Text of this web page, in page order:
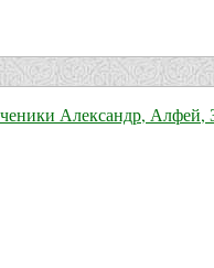
Александр, Алфей,